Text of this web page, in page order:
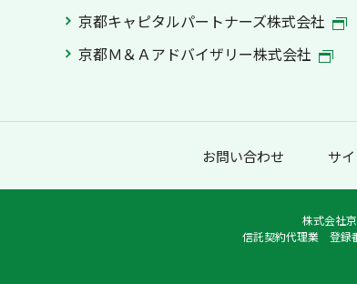
京都キャピタルパートナーズ株式会社
京都Ｍ＆Ａアドバイザリー株式会社
お問い合わせ サ
株式会社
信託契約代理業 登録